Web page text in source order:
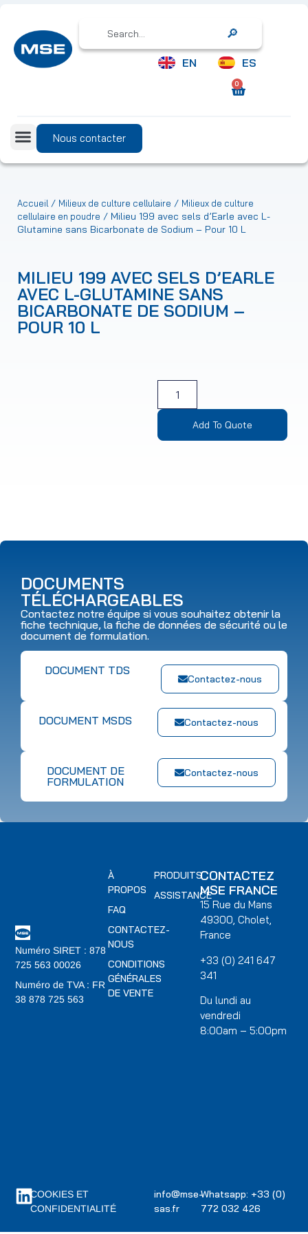
Search
EN ES
0
Nous contacter
Accueil / Milieux de culture cellulaire / Milieux de culture
cellulaire en poudre / Milieu 199 avec sels d’Earle avec L-
Glutamine sans Bicarbonate de Sodium – Pour 10 L
MILIEU 199 AVEC SELS D’EARLE
AVEC L-GLUTAMINE SANS
BICARBONATE DE SODIUM –
POUR 10 L
Add To Quote
DOCUMENTS
TÉLÉCHARGEABLES
Contactez notre équipe si vous souhaitez obtenir la
fiche technique, la fiche de données de sécurité ou le
document de formulation.
Contactez-nous
DOCUMENT TDS
Contactez-nous
DOCUMENT MSDS
Contactez-nous
DOCUMENT DE
FORMULATION
Numéro SIRET : 878
725 563 00026
Numéro de TVA : FR
38 878 725 563
PRODUITS
ASSISTANCE
À
PROPOS
FAQ
CONTACTEZ-
NOUS
CONDITIONS
GÉNÉRALES
DE VENTE
CONTACTEZ
MSE FRANCE
15 Rue du Mans
49300, Cholet,
France
+33 (0) 241 647
341
Du lundi au
vendredi
8:00am – 5:00pm
info@mse-
sas.fr
Whatsapp: +33 (0)
772 032 426
COOKIES ET
CONFIDENTIALITÉ